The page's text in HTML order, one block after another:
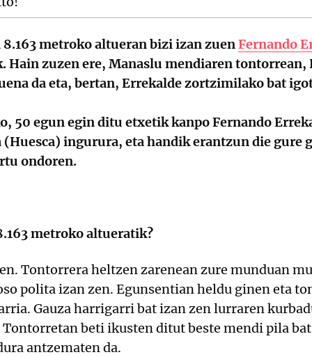
metroko altueran bizi izan zuenFernando
Hain zuzen ere, Manaslu mendiaren
da eta, bertan, Errekalde zortzimilako bat
50 egun egin ditu etxetik kanpo Fernando
(Huesca) ingurura, eta handik erantzun die gure
ondoren.
metroko altueratik?
Tontorrera heltzen zarenean zure munduan
polita izan zen. Egunsentian heldu ginen eta
Gauza harrigarri bat izan zen lurraren
beti ikusten ditut beste mendi pila
antzematen da.